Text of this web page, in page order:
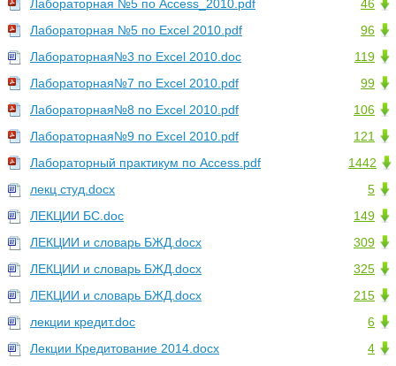
46
Лабораторная №5 по Access_2010.pdf
96
Лабораторная №5 по Excel 2010.pdf
119
Лабораторная№3 по Excel 2010.doc
99
Лабораторная№7 по Excel 2010.pdf
106
Лабораторная№8 по Excel 2010.pdf
121
Лабораторная№9 по Excel 2010.pdf
1442
Лабораторный практикум по Access.pdf
5
лекц студ.docx
149
ЛЕКЦИИ БС.doc
309
ЛЕКЦИИ и словарь БЖД.docx
325
ЛЕКЦИИ и словарь БЖД.docx
215
ЛЕКЦИИ и словарь БЖД.docx
6
лекции кредит.doc
4
Лекции Кредитование 2014.docx